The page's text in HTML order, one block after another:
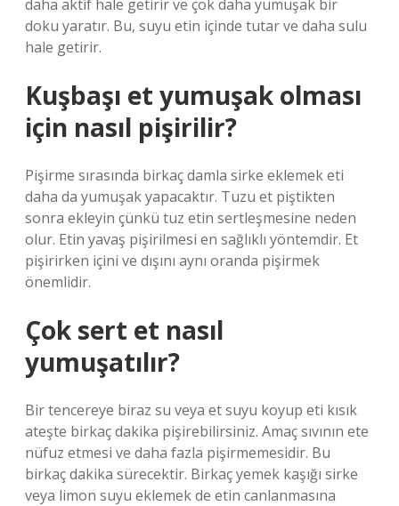
daha aktif hale getirir ve çok daha yumuşak bir
doku yaratır. Bu, suyu etin içinde tutar ve daha sulu
hale getirir.
Kuşbaşı et yumuşak olması
için nasıl pişirilir?
Pişirme sırasında birkaç damla sirke eklemek eti
daha da yumuşak yapacaktır. Tuzu et piştikten
sonra ekleyin çünkü tuz etin sertleşmesine neden
olur. Etin yavaş pişirilmesi en sağlıklı yöntemdir. Et
pişirirken içini ve dışını aynı oranda pişirmek
önemlidir.
Çok sert et nasıl
yumuşatılır?
Bir tencereye biraz su veya et suyu koyup eti kısık
ateşte birkaç dakika pişirebilirsiniz. Amaç sıvının ete
nüfuz etmesi ve daha fazla pişirmemesidir. Bu
birkaç dakika sürecektir. Birkaç yemek kaşığı sirke
veya limon suyu eklemek de etin canlanmasına